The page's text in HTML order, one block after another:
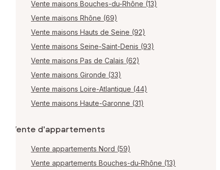
Vente maisons Bouches-du-Rhône (13)
Vente maisons Rhône (69)
Vente maisons Hauts de Seine (92)
Vente maisons Seine-Saint-Denis (93)
Vente maisons Pas de Calais (62)
Vente maisons Gironde (33)
Vente maisons Loire-Atlantique (44)
Vente maisons Haute-Garonne (31)
Vente d'appartements
Vente appartements Nord (59)
Vente appartements Bouches-du-Rhône (13)